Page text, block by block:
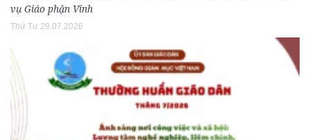
vụ Giáo phận Vinh
Thứ Tư 29.07.2026